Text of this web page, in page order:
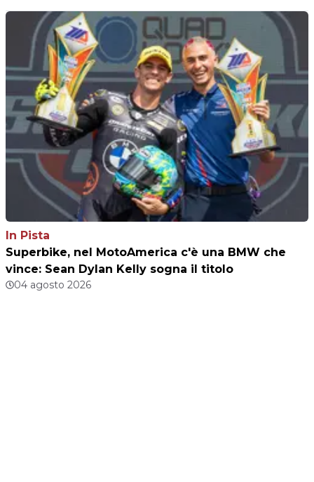
In Pista
Superbike, nel MotoAmerica c'è una BMW che
vince: Sean Dylan Kelly sogna il titolo
04 agosto 2026